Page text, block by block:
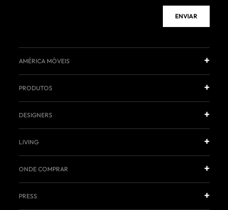
ENVIAR
AMÉRICA MÓVEIS
PRODUTOS
DESIGNERS
LIVING
ONDE COMPRAR
PRESS